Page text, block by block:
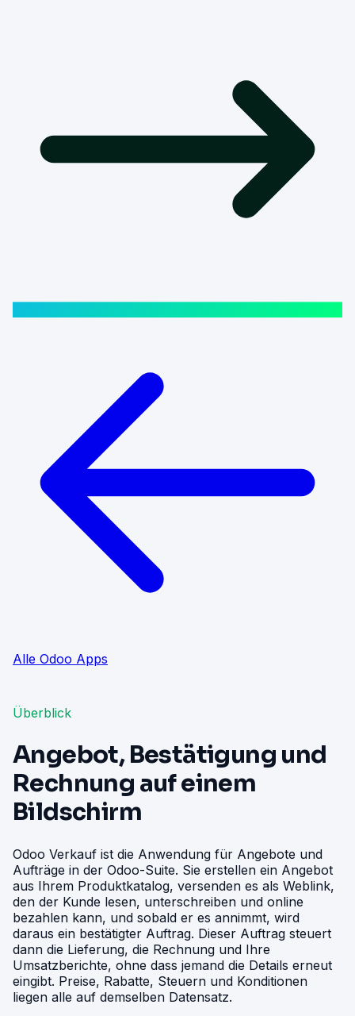
Alle Odoo Apps
Überblick
Angebot, Bestätigung und
Rechnung auf einem
Bildschirm
Odoo Verkauf ist die Anwendung für Angebote und
Aufträge in der Odoo-Suite. Sie erstellen ein Angebot
aus Ihrem Produktkatalog, versenden es als Weblink,
den der Kunde lesen, unterschreiben und online
bezahlen kann, und sobald er es annimmt, wird
daraus ein bestätigter Auftrag. Dieser Auftrag steuert
dann die Lieferung, die Rechnung und Ihre
Umsatzberichte, ohne dass jemand die Details erneut
eingibt. Preise, Rabatte, Steuern und Konditionen
liegen alle auf demselben Datensatz.